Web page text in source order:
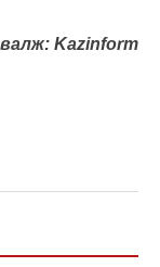
Kazinform